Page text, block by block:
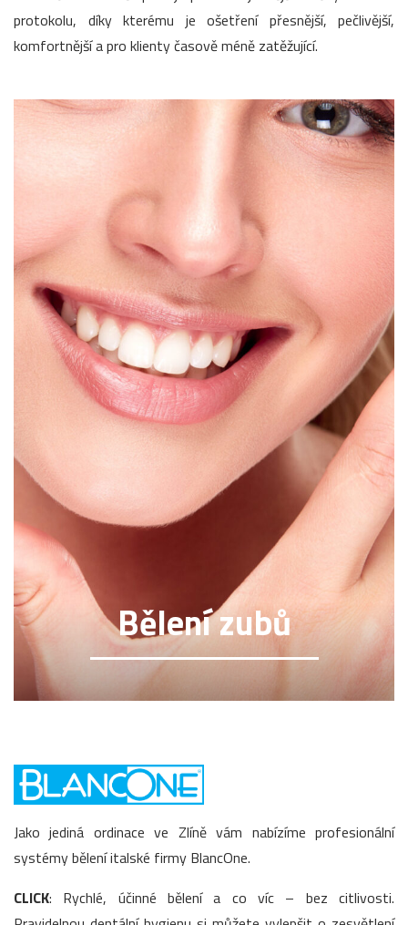
protokolu, díky kterému je ošetření přesnější, pečlivější,
komfortnější a pro klienty časově méně zatěžující.
Jako jediná ordinace ve Zlíně vám nabízíme profesionální
systémy bělení italské firmy BlancOne.
CLICK: Rychlé, účinné bělení a co víc – bez citlivosti.
Bělení zubů